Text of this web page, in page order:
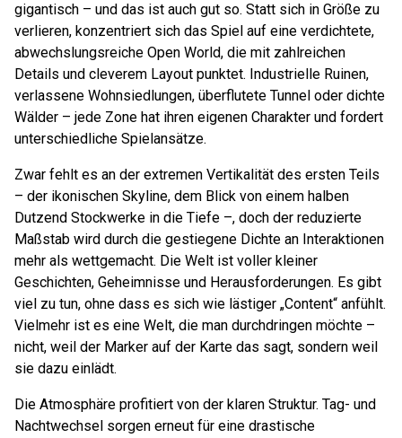
gigantisch – und das ist auch gut so. Statt sich in Größe zu
verlieren, konzentriert sich das Spiel auf eine verdichtete,
abwechslungsreiche Open World, die mit zahlreichen
Details und cleverem Layout punktet. Industrielle Ruinen,
verlassene Wohnsiedlungen, überflutete Tunnel oder dichte
Wälder – jede Zone hat ihren eigenen Charakter und fordert
unterschiedliche Spielansätze.
Zwar fehlt es an der extremen Vertikalität des ersten Teils
– der ikonischen Skyline, dem Blick von einem halben
Dutzend Stockwerke in die Tiefe –, doch der reduzierte
Maßstab wird durch die gestiegene Dichte an Interaktionen
mehr als wettgemacht. Die Welt ist voller kleiner
Geschichten, Geheimnisse und Herausforderungen. Es gibt
viel zu tun, ohne dass es sich wie lästiger „Content“ anfühlt.
Vielmehr ist es eine Welt, die man durchdringen möchte –
nicht, weil der Marker auf der Karte das sagt, sondern weil
sie dazu einlädt.
Die Atmosphäre profitiert von der klaren Struktur. Tag- und
Nachtwechsel sorgen erneut für eine drastische